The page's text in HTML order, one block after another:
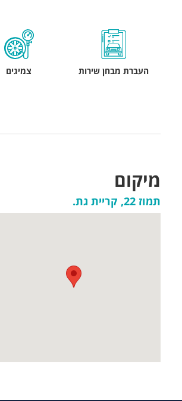
העברת מבחן שירות צמיגים
מיקום
תמוז 22, קריית גת.